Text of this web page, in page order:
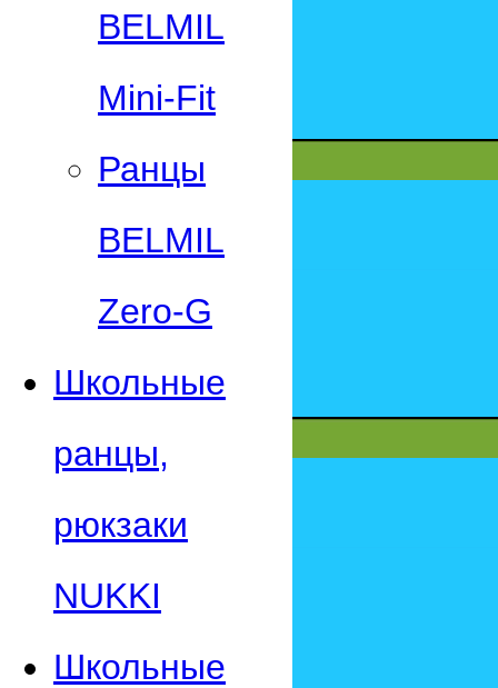
BELMIL
Mini-Fit
Ранцы
BELMIL
Zero-G
Школьные
ранцы,
рюкзаки
NUKKI
Школьные